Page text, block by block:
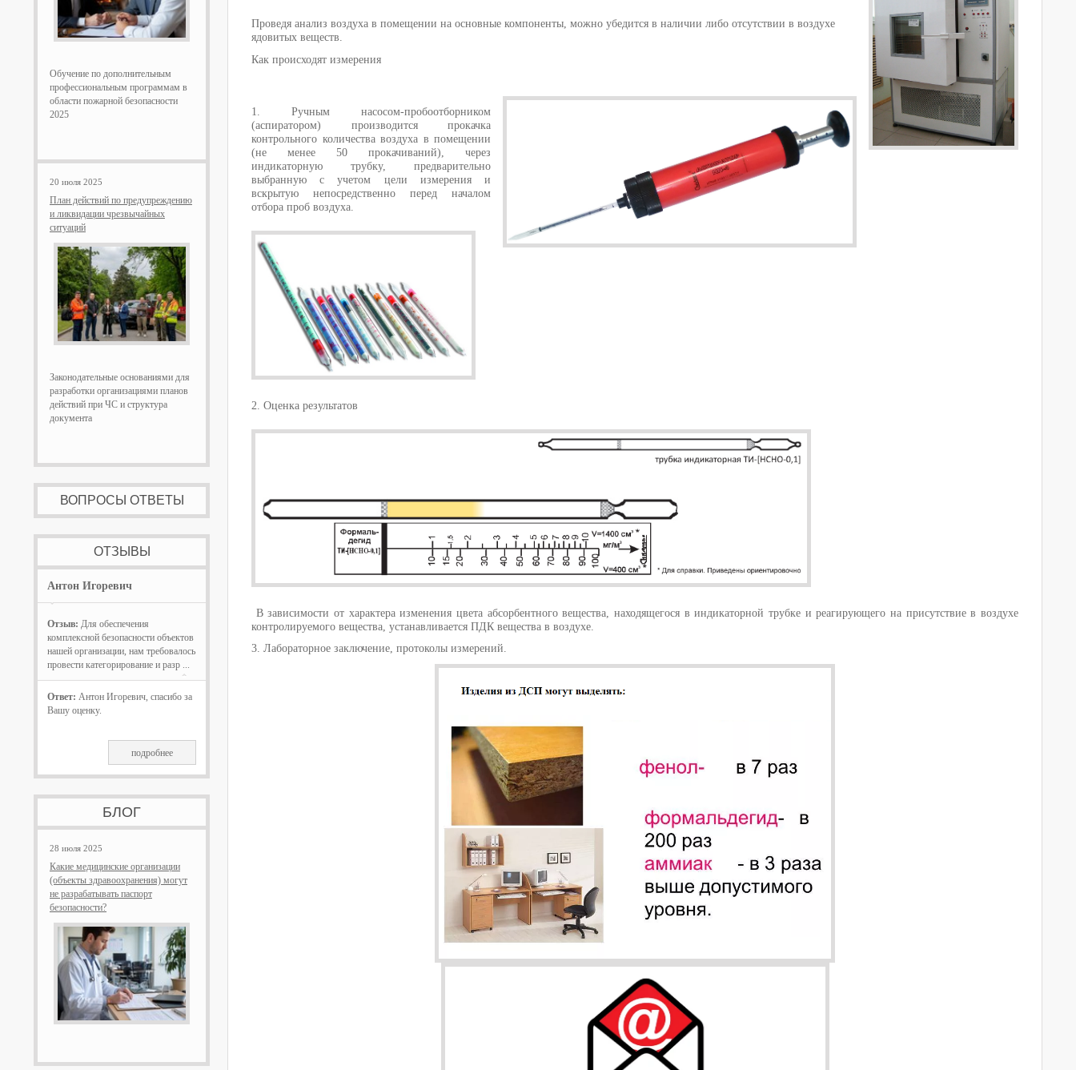
Обучение по дополнительным
профессиональным программам в
области пожарной безопасности
2025
20 июля 2025
План действий по предупреждению
и ликвидации чрезвычайных
ситуаций
Законодательные основаниями для
разработки организациями планов
действий при ЧС и структура
документа
ВОПРОСЫ ОТВЕТЫ
ОТЗЫВЫ
Антон Игоревич
Отзыв: Для обеспечения
комплексной безопасности объектов
нашей организации, нам требовалось
провести категорирование и разр ...
Ответ: Антон Игоревич, спасибо за
Вашу оценку.
подробнее
БЛОГ
28 июля 2025
Какие медицинские организации
(объекты здравоохранения) могут
не разрабатывать паспорт
безопасности?
Проведя анализ воздуха в помещении на основные компоненты, можно убедится в наличии либо отсутствии в воздухе
ядовитых веществ.
Как происходят измерения
1. Ручным насосом-пробоотборником
(аспиратором) производится прокачка
контрольного количества воздуха в помещении
(не менее 50 прокачиваний), через
индикаторную трубку, предварительно
выбранную с учетом цели измерения и
вскрытую непосредственно перед началом
отбора проб воздуха.
2. Оценка результатов
В зависимости от характера изменения цвета абсорбентного вещества, находящегося в индикаторной трубке и реагирующего на присутствие в воздухе
контролируемого вещества, устанавливается ПДК вещества в воздухе.
3. Лабораторное заключение, протоколы измерений.